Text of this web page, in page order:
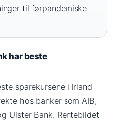
til førpandemiske
har beste
sparekursene i Irland
hos banker som AIB,
Ulster Bank. Rentebildet